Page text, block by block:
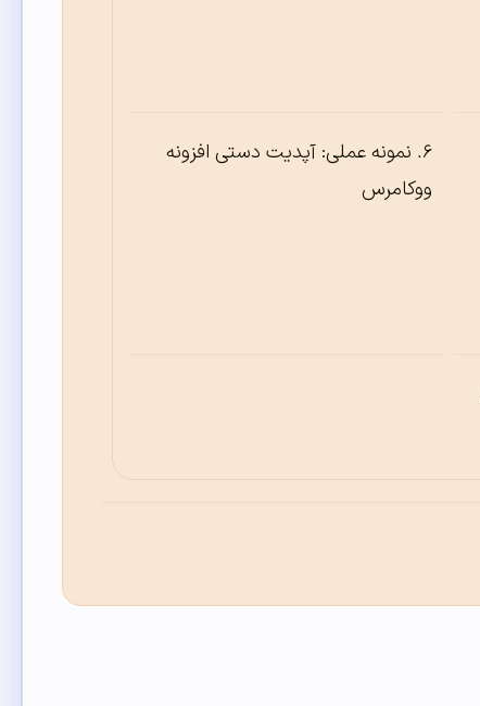
نمونه عملی: آپدیت دستی افزونه
ووکامرس